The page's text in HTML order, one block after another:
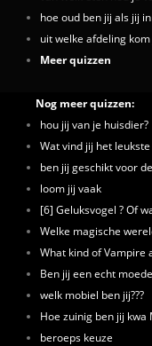
hoe oud ben jij als jij
uit welke afdeling kom
Meer quizzen
Nog meer quizzen:
hou jij van je huisdier?
Wat vind jij het
ben jij geschikt voor
loom jij vaak
[6] Geluksvogel ? Of
Welke magische
What kind of Vampire
Ben jij een echt
welk mobiel ben jij???
Hoe zuinig ben jij kwa
beroeps keuze